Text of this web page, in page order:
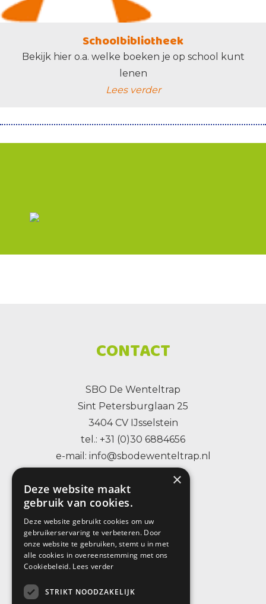
Schoolbibliotheek
Bekijk hier o.a. welke boeken je op school kunt
lenen
Lees verder
CONTACT
SBO De Wenteltrap
Sint Petersburglaan 25
3404 CV IJsselstein
tel.: +31 (0)30 6884656
e-mail: info@sbodewenteltrap.nl
×
Deze website maakt
gebruik van cookies.
Deze website gebruikt cookies om uw
gebruikerservaring te verbeteren. Door
onze website te gebruiken, stemt u in met
alle cookies in overeenstemming met ons
Cookiebeleid. Lees verder
STRIKT NOODZAKELIJK